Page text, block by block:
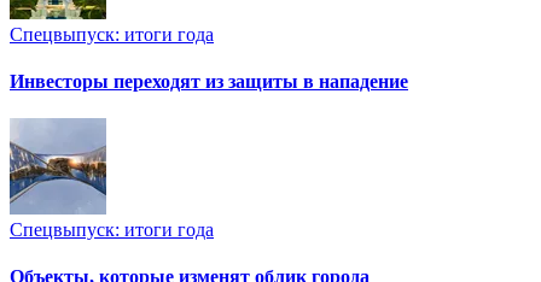
Спецвыпуск: итоги года
Инвесторы переходят из защиты в нападение
Спецвыпуск: итоги года
Объекты, которые изменят облик города